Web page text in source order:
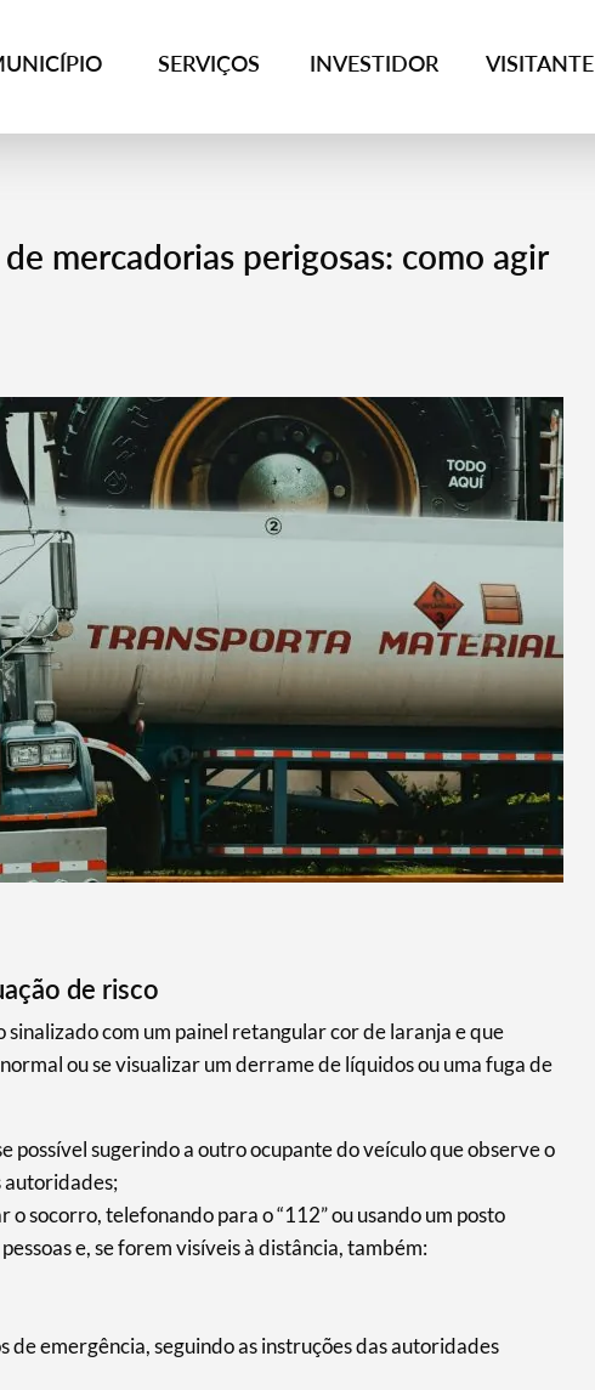
SERVIÇOS INVESTIDOR VISITANTE
mercadorias perigosas: como agir
de risco
com um painel retangular cor de laranja e que
ou se visualizar um derrame de líquidos ou uma fuga de
possível sugerindo a outro ocupante do veículo que observe o
autoridades;
o socorro, telefonando para o “112” ou usando um posto
e, se forem visíveis à distância, também:
de emergência, seguindo as instruções das autoridades